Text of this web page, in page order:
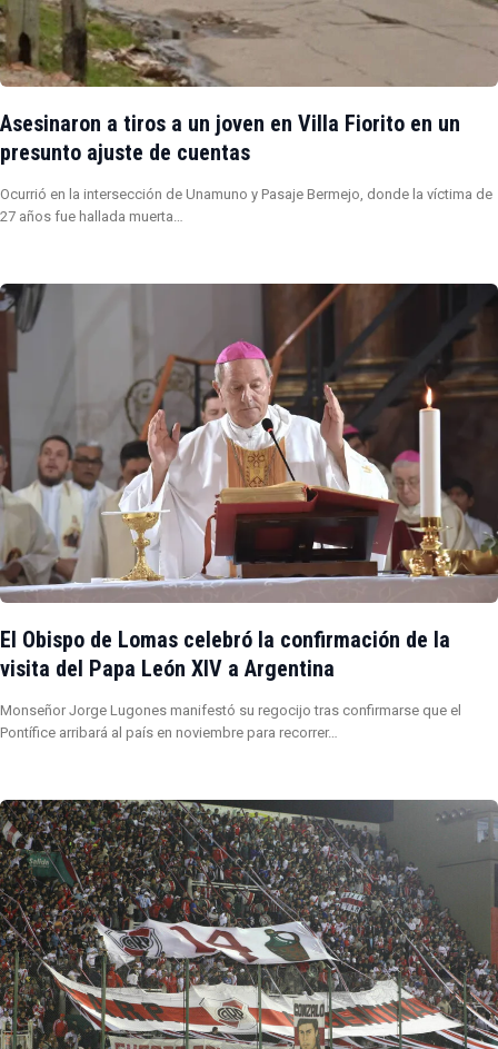
Asesinaron a tiros a un joven en Villa Fiorito en un
presunto ajuste de cuentas
Ocurrió en la intersección de Unamuno y Pasaje Bermejo, donde la víctima de
27 años fue hallada muerta…
El Obispo de Lomas celebró la confirmación de la
visita del Papa León XIV a Argentina
Monseñor Jorge Lugones manifestó su regocijo tras confirmarse que el
Pontífice arribará al país en noviembre para recorrer…